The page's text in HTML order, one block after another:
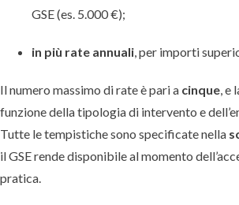
GSE (es. 5.000 €);
in più rate annuali, per importi
Il numero massimo di rate è pari a cinque, e
funzione della tipologia di intervento e
Tutte le tempistiche sono specificate nella
il GSE rende disponibile al momento
pratica.